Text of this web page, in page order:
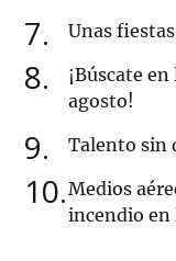
7 Unas
8
¡Búscate
agosto!
9 Talento sin
10 Medios
incendio en